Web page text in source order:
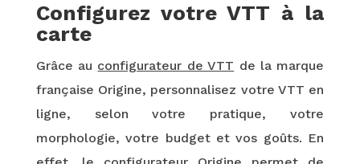
Configurez votre VTT à la
carte
Grâce au configurateur de VTT de la marque
française Origine, personnalisez votre VTT en
ligne, selon votre pratique, votre
morphologie, votre budget et vos goûts. En